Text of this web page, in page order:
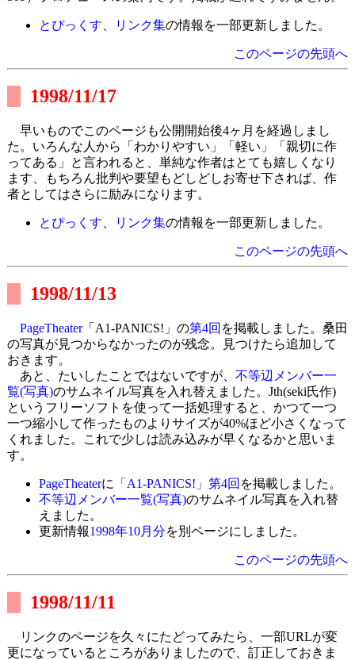
とぴっくす リンク集の情報を一部更新しました。
このページの先頭へ
1998/11/17
早いものでこのページも公開開始後4ヶ月を経過しまし
た。いろんな人から「わかりやすい」「軽い」「親切に作
ってある」と言われると、単純な作者はとても嬉しくなり
ます、もちろん批判や要望もどしどしお寄せ下されば、作
者としてはさらに励みになります。
とぴっくす リンク集の情報を一部更新しました。
このページの先頭へ
1998/11/13
PageTheater「A1-PANICS!」の第4回 を掲載しました。桑田
の写真が見つからなかったのが残念。見つけたら追加して
おきます。
あと、たいしたことではないですが、 不等辺メンバー一
覧(写真)のサムネイル写真を入れ替えました。Jth(seki氏作)
というフリーソフトを使って一括処理すると、かつて一つ
一つ縮小して作ったものよりサイズが40%ほど小さくなって
くれました。これで少しは読み込みが早くなるかと思いま
す。
PageTheaterに 「A1-PANICS!」第4回 を掲載しました。
不等辺メンバー一覧(写真)のサムネイル写真を入れ替
えました。
更新情報1998年10月分を別ページにしました。
このページの先頭へ
1998/11/11
リンクのページを久々にたどってみたら、一部URLが変
更になっているところがありましたので、訂正しておきま